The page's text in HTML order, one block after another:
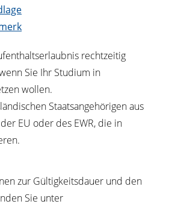
rechtzeitig
Sie Ihr Studium in
wollen.
Staatsangehörigen aus
EU oder des EWR, die in
zur Gültigkeitsdauer und den
Sie unter